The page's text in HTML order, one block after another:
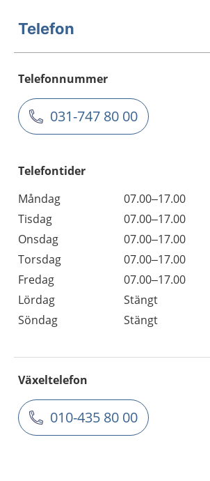
Telefon
Telefonnummer
031-747 80 00
Telefontider
Måndag
07.00–17.00
Tisdag
07.00–17.00
Onsdag
07.00–17.00
Torsdag
07.00–17.00
Fredag
07.00–17.00
Lördag
Stängt
Söndag
Stängt
Växeltelefon
010-435 80 00